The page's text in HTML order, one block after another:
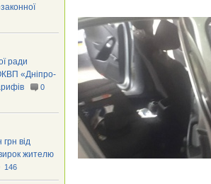
ради
«Дніпро-
0
від
вирок жителю
146